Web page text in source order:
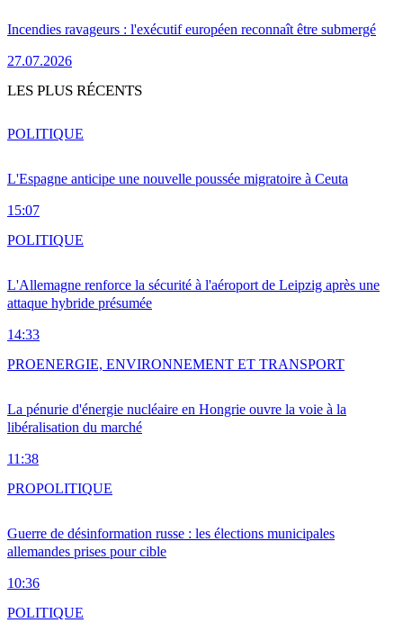
Incendies ravageurs : l'exécutif européen reconnaît être submergé
27.07.2026
LES PLUS RÉCENTS
L'Espagne anticipe une nouvelle poussée migratoire à Ceuta
15:07
POLITIQUE
L'Allemagne renforce la sécurité à l'aéroport de Leipzig après une
attaque hybride présumée
14:33
POLITIQUE
La pénurie d'énergie nucléaire en Hongrie ouvre la voie à la
libéralisation du marché
11:38
PROENERGIE, ENVIRONNEMENT ET TRANSPORT
Guerre de désinformation russe : les élections municipales
allemandes prises pour cible
10:36
PROPOLITIQUE
POLITIQUE